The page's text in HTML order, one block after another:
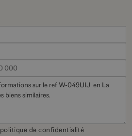
politique de confidentialité